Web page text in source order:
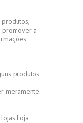
promover a
produtos
meramente
Loja